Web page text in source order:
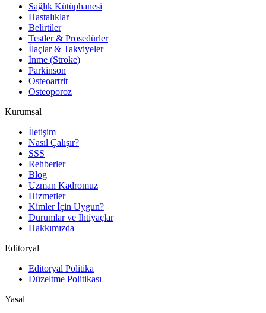
Sağlık Kütüphanesi
Hastalıklar
Belirtiler
Testler & Prosedürler
İlaçlar & Takviyeler
İnme (Stroke)
Parkinson
Osteoartrit
Osteoporoz
Kurumsal
İletişim
Nasıl Çalışır?
SSS
Rehberler
Blog
Uzman Kadromuz
Hizmetler
Kimler İçin Uygun?
Durumlar ve İhtiyaçlar
Hakkımızda
Editoryal
Editoryal Politika
Düzeltme Politikası
Yasal